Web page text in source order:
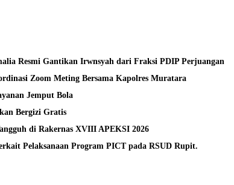
Resmi Gantikan Irwnsyah dari Fraksi PDIP Perjuangan
Zoom Meting Bersama Kapolres Muratara
Jemput Bola
Bergizi Gratis
di Rakernas XVIII APEKSI 2026
Pelaksanaan Program PICT pada RSUD Rupit.